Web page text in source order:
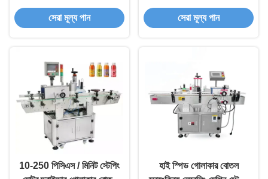
বোতল লেবেলিং মেশিন
সেরা মূল্য পান
সেরা মূল্য পান
10-250 পিসিএস / মিনিট স্টেপিং
হাই স্পিড গোলাকার বোতল